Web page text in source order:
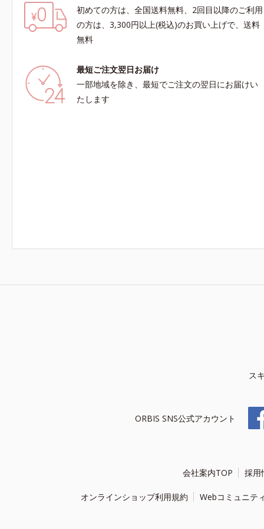
初めての方は、全国送料無料、2回目以降のご利用
の方は、3,300円以上(税込)のお買い上げで、送料
無料
最短ご注文翌日お届け
一部地域を除き、最短でご注文の翌日にお届けい
たします
ス
ORBIS SNS公式アカウント
会社案内TOP 採用
オンラインショップ利用規約 Webコミュニテ